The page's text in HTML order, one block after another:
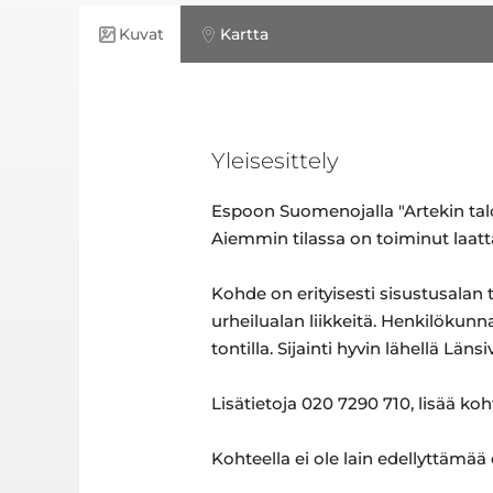
Kuvat Kartta
Yleisesittely
Espoon Suomenojalla "Artekin
Aiemmin tilassa on toiminut
Kohde on erityisesti
urheilualan liikkeitä.
tontilla. Sijainti hyvin lähellä
Lisätietoja 020 7290 710, lisää
Kohteella ei ole lain